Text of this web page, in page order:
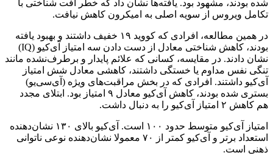
شده بودند، مشهود بود. یافته‌ها نشان داد که خطر افت شناختی با
تکامل ویروس از سویه اصلی به امیکرون کاهش نیافت.
در همین مطالعه، افرادی که کووید ۱۹ خفیف داشتند و بهبود یافته
بودند، کاهش شناختی معادل از دست دادن سه امتیاز آی‌کیو (IQ)
نشان دادند. در مقایسه، کسانی که علائم پایدار و برطرف‌نشده مانند
تنگی نفس مداوم یا خستگی داشتند، کاهشی معادل شش امتیاز
آی‌کیو داشتند. افرادی که در بخش مراقبت‌های ویژه (آی‌سی‌یو)
بستری شده بودند، کاهش آی‌کیو معادل ۹ امتیاز بود. ابتلای مجدد
هم کاهش ۲ امتیاز آی‌کیو را به دنبال داشت.
امتیاز آی‌کیو متوسط حدود ۱۰۰ است. آی‌کیو بالای ۱۳۰ نشان‌دهنده
استعداد برتر و آی‌کیو کمتر از ۷۰ معمولا نشان‌دهنده نوعی ناتوانی
ذهنی است.